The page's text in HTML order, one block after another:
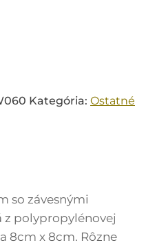
Kategória: Ostatné
so závesnými
z polypropylénovej
8cm x 8cm. Rôzne